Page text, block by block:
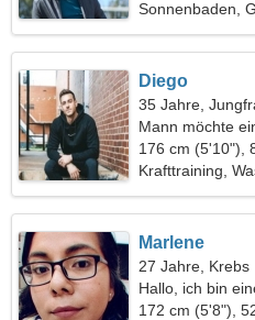
Sonnenbaden,
Diego
35 Jahre,
Mann möchte
176 cm (5'10"),
Krafttraining,
Marlene
27 Jahre, Krebs
Hallo, ich bin
172 cm (5'8"),